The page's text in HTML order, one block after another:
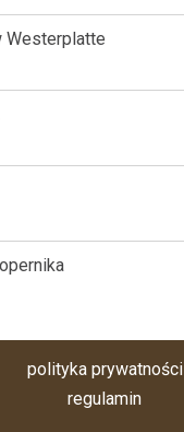
Westerplatte
polityka prywatności
regulamin